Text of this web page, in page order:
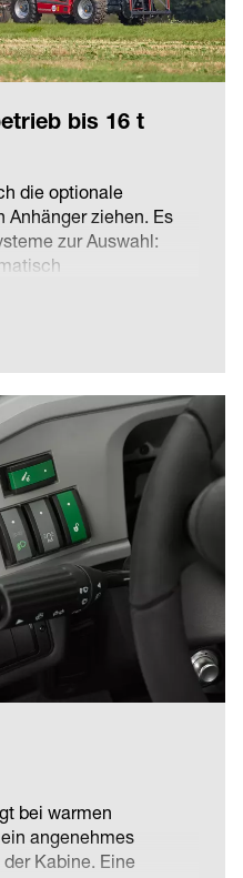
bis 16 t
die optionale
Anhänger ziehen. Es
zur Auswahl:
K50/K80,
Zweileitungs-
hydraulische
werden (Achtung: die
sind einzuhalten).
zu ziehen,
der Maschine
da kein zusätzliches
bei warmen
angenehmes
Kabine. Eine